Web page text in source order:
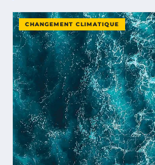
CHANGEMENT CLIMATIQUE